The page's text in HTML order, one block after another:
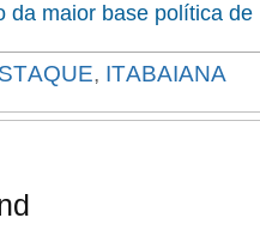
da maior base política de
, ITABAIANA